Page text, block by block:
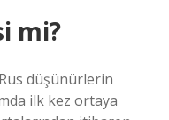
mi?
düşünürlerin
ilk kez ortaya